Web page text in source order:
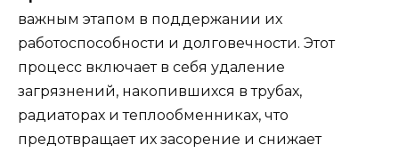
важным этапом в поддержании их
работоспособности и долговечности. Этот
процесс включает в себя удаление
загрязнений, накопившихся в трубах,
радиаторах и теплообменниках, что
предотвращает их засорение и снижает